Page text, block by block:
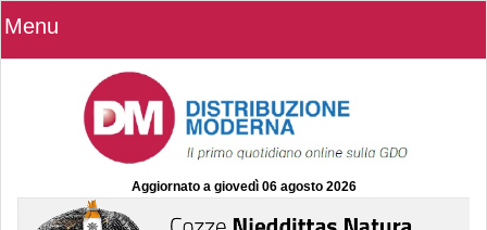
Menu
Aggiornato a giovedì 06 agosto 2026